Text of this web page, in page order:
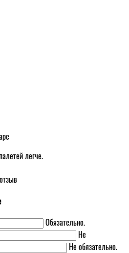
легче.
Обязательно.
Не
Не обязательно.